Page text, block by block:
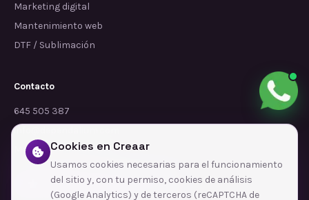
Marketing digital
Mantenimiento web
DTF / Sublimación
Contacto
645 505 387
info@dependalium.com
Mataró (Barcelona)
Déjanos tu reseña en Google
Cookies en Creaar
Usamos cookies necesarias para el funcionamiento
del sitio y, con tu permiso, cookies de análisis
(Google Analytics) y de terceros (reCAPTCHA de